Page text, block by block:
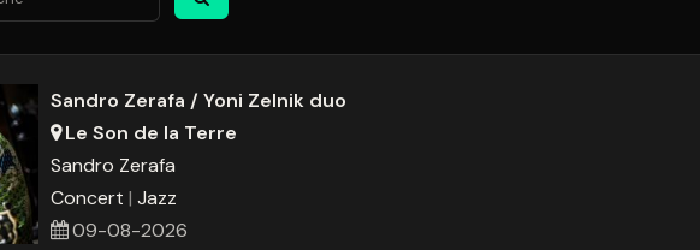
Août
30 31 1 2
6 7 8
13 14
20 21
Sandro Zerafa / Yoni Zelnik duo
Le Son de la Terre
Sandro Zerafa
Concert Jazz
09-08-2026